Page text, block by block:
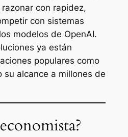
con rapidez,
con sistemas
modelos de OpenAI.
ya están
populares como
su alcance a millones de